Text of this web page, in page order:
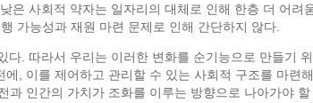
사회적 약자는 일자리의 대체로 인해 한층 더 어려
가능성과 재원 마련 문제로 인해 간단하지 않다.
. 따라서 우리는 이러한 변화를 순기능으로 만들기
, 이를 제어하고 관리할 수 있는 사회적 구조를 마련
인간의 가치가 조화를 이루는 방향으로 나아가야 할